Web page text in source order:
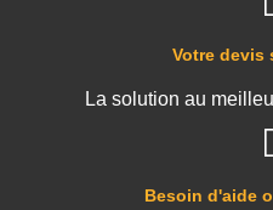
Besoin d'aide
Votre devis
La solution au